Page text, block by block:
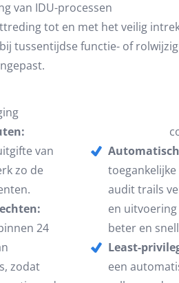
van IDU-processen
tot en met het veilig
tussentijdse functie- of
van
zo de
24
zodat
audit trails
en
beter en
Least-
een